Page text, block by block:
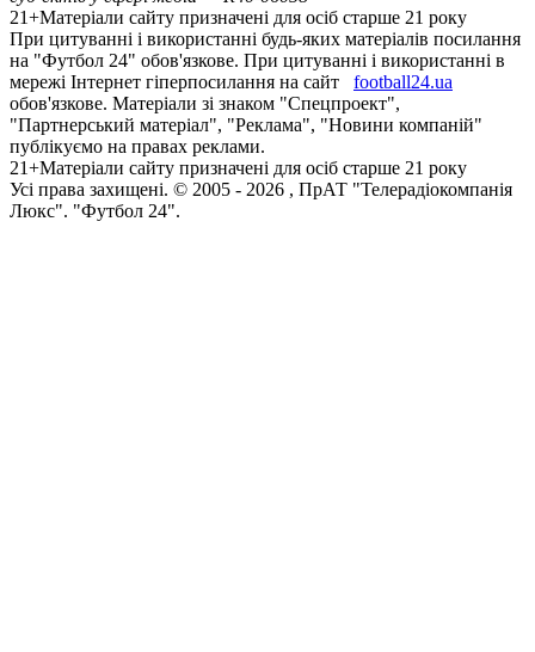
21+Матеріали сайту призначені для осіб старше 21 року
При цитуванні і використанні будь-яких матеріалів посилання
на "Футбол 24" обов'язкове. При цитуванні і використанні в
мережі Інтернет гіперпосилання на сайт
football24.ua
обов'язкове. Матеріали зі знаком "Спецпроект",
"Партнерський матеріал", "Реклама", "Новини компаній"
публікуємо на правах реклами.
21+Матеріали сайту призначені для осіб старше 21 року
Усi права захищенi. © 2005 - 2026 , ПрАТ "Телерадіокомпанія
Люкс". "Футбол 24".